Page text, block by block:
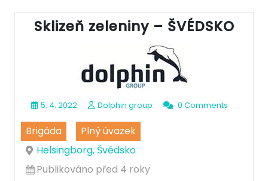
Sklizeň zeleniny – ŠVÉDSKO
5. 4. 2022 Dolphin group 0 Comments
Brigáda
Plný úvazek
Helsingborg, Švédsko
Publikováno před 4 roky